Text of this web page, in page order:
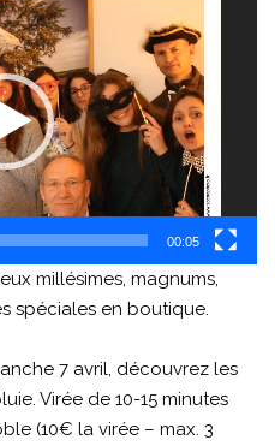
00:05
millésimes, magnums,
spéciales en boutique.
7 avril, découvrez les
Virée de 10-15 minutes
(10€ la virée – max. 3